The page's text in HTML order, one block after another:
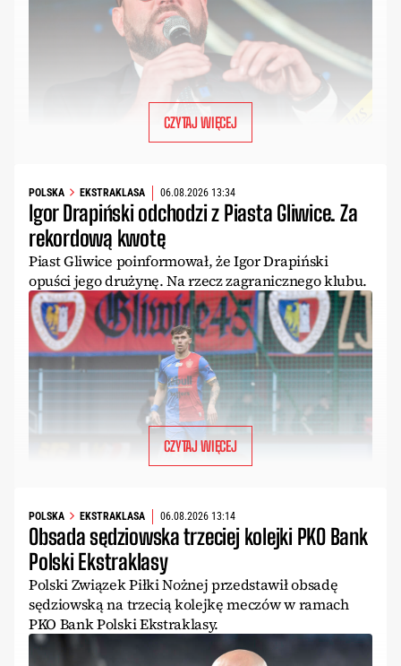
CZYTAJ WIĘCEJ
POLSKA EKSTRAKLASA 06.08.2026 13:34
Igor Drapiński odchodzi z Piasta Gliwice. Za
rekordową kwotę
Piast Gliwice poinformował, że Igor Drapiński
opuści jego drużynę. Na rzecz zagranicznego klubu.
CZYTAJ WIĘCEJ
POLSKA EKSTRAKLASA 06.08.2026 13:14
Obsada sędziowska trzeciej kolejki PKO Bank
Polski Ekstraklasy
Polski Związek Piłki Nożnej przedstawił obsadę
sędziowską na trzecią kolejkę meczów w ramach
PKO Bank Polski Ekstraklasy.